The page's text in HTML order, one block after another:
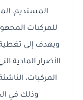
المستديم،
للمركبات
ويهدف إلى تغطية
الأضرار المادية
المركبات،
وذلك في